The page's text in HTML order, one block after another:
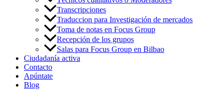
Transcripciones
Traduccion para Investigación de mercados
Toma de notas en Focus Group
Recepción de los grupos
Salas para Focus Group en Bilbao
Ciudadanía activa
Contacto
Apúntate
Blog